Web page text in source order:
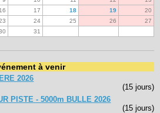
16 17 18 19
20
24 25 26
27
31
à venir
2026
(15 jours)
PISTE - 5000m BULLE 2026
(15 jours)